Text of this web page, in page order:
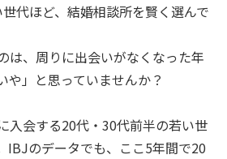
代ほど、結婚相談所を賢く選んで
は、周りに出会いがなくなった年
や」と思っていませんか？
入会する20代・30代前半の若い世
IBJのデータでも、ここ5年間で20